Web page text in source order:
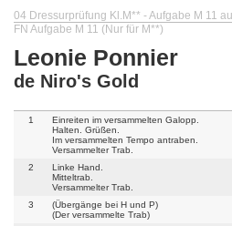
04 Dressurprüfung Kl.M** - Aufgabe M 11
FN Aufgabe M 11 (Nur für M**)
Leonie Ponnier
de Niro's Gold
1
Einreiten im versammelten Galopp.
Halten. Grüßen.
Im versammelten Tempo antraben.
Versammelter Trab.
2
Linke Hand.
Mitteltrab.
Versammelter Trab.
3
(Übergänge bei H und P)
(Der versammelte Trab)